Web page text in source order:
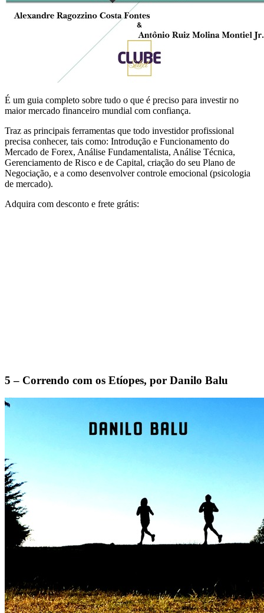
É um guia completo sobre tudo o que é preciso para investir no
maior mercado financeiro mundial com confiança.
Traz as principais ferramentas que todo investidor profissional
precisa conhecer, tais como: Introdução e Funcionamento do
Mercado de Forex, Análise Fundamentalista, Análise Técnica,
Gerenciamento de Risco e de Capital, criação do seu Plano de
Negociação, e a como desenvolver controle emocional (psicologia
de mercado).
Adquira com desconto e frete grátis:
5 – Correndo com os Etíopes, por Danilo Balu